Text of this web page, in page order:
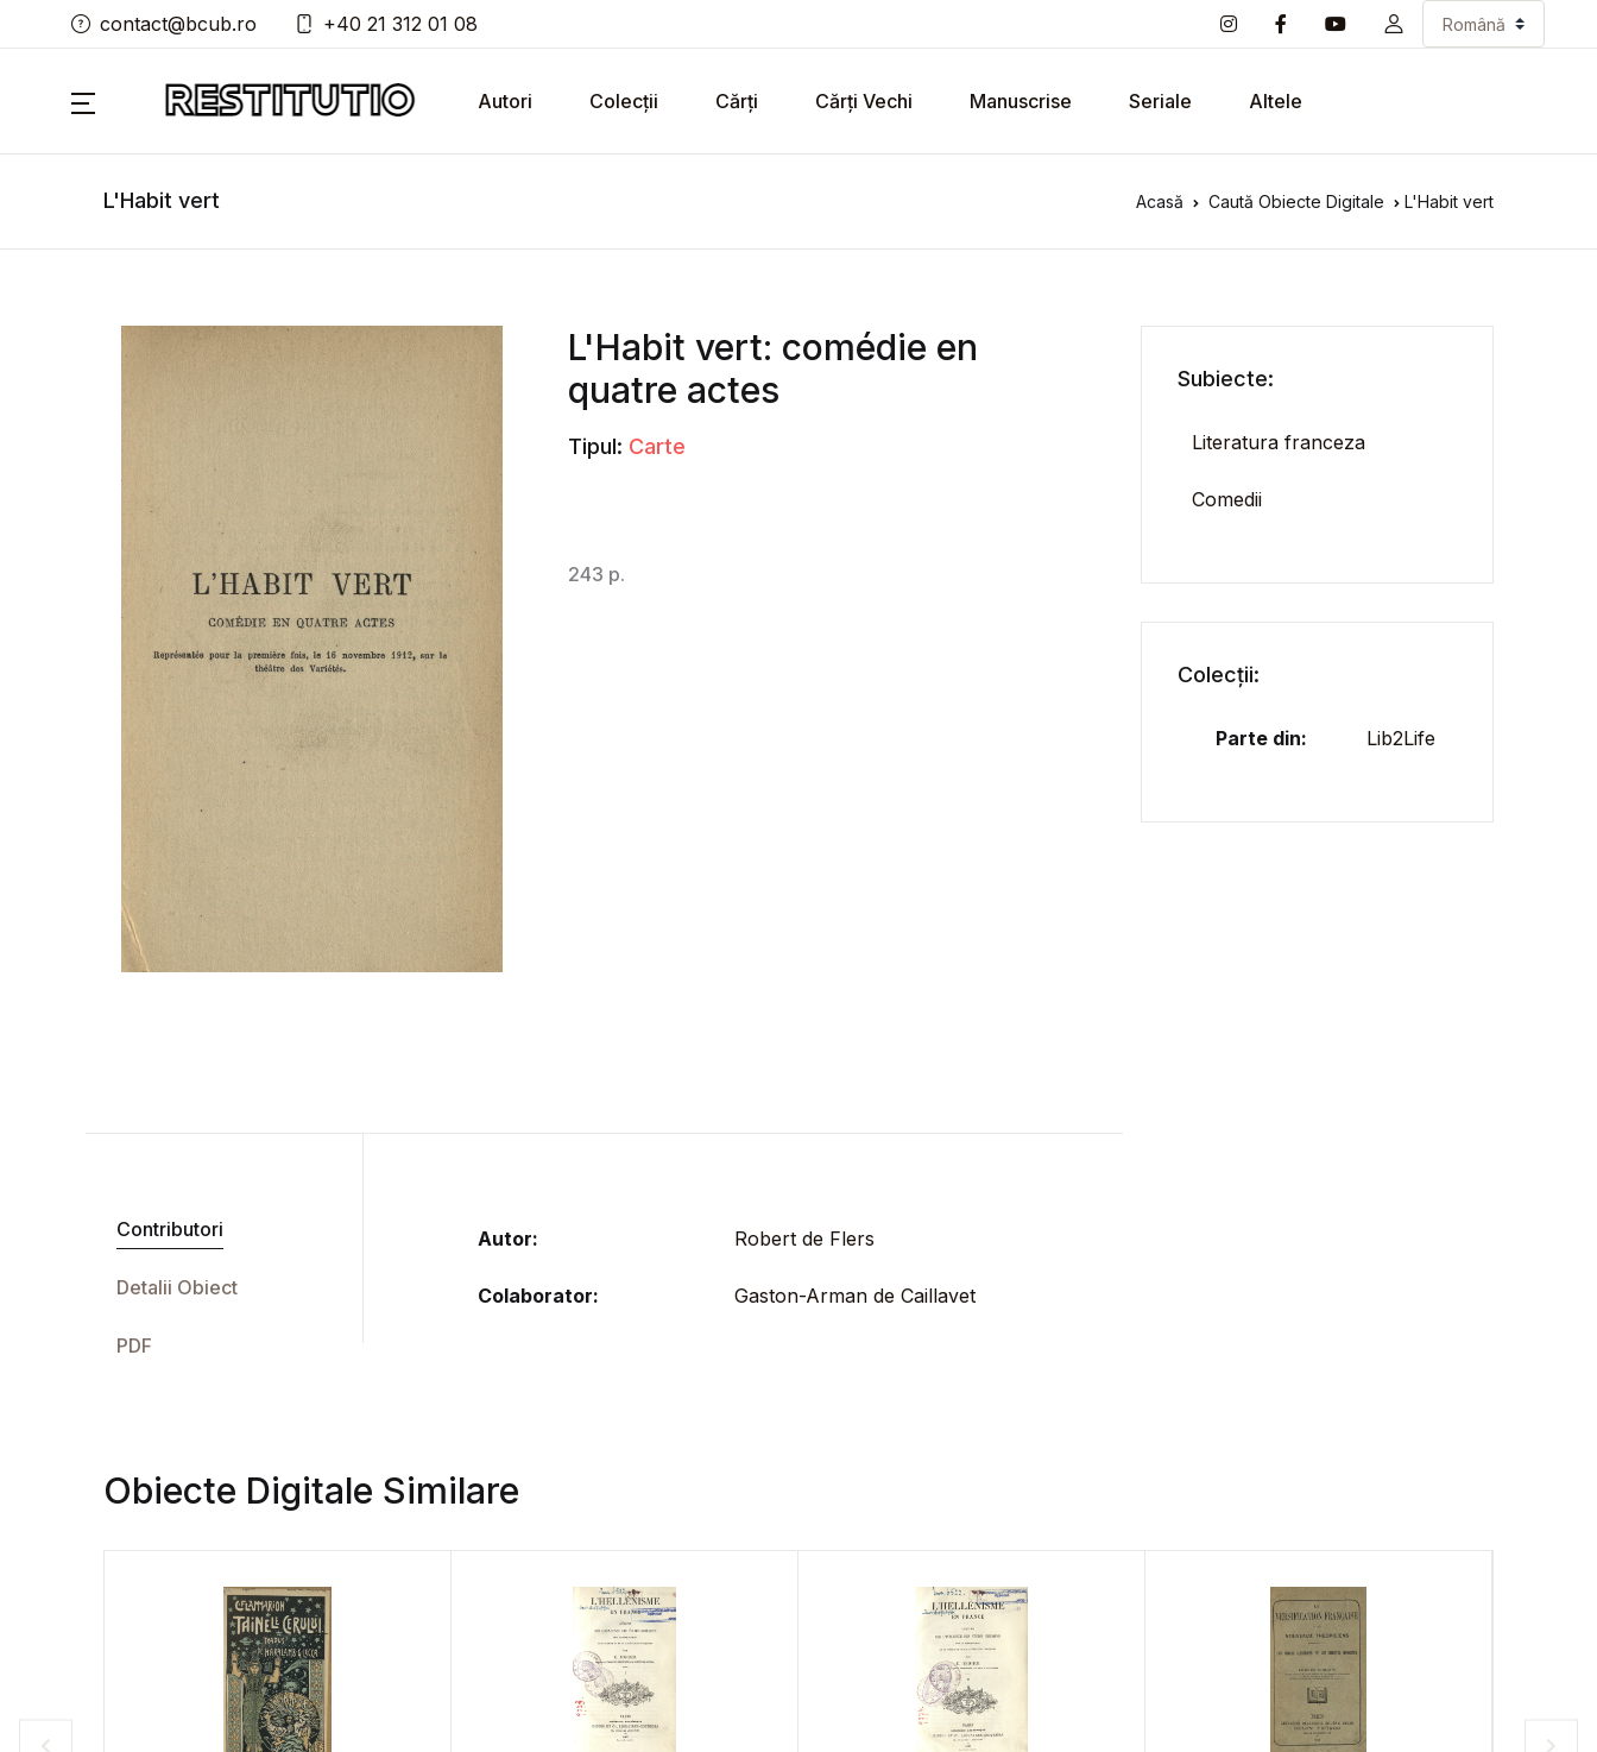
contact@bcub.ro +40 21 312 01 08
Autori Colecții Cărți Cărți Vechi Manuscrise Seriale Altele
L'Habit vert Acasă Caută Obiecte Digitale L'Habit vert
L'Habit vert: comédie en
quatre actes
Tipul: Carte
Contributori
Detalii Obiect
PDF
Autor: Robert de Flers
Colaborator: Gaston-Arman de Caillavet
Subiecte:
Literatura franceza
Comedii
Colecții:
Parte din: Lib2Life
Obiecte Digitale Similare